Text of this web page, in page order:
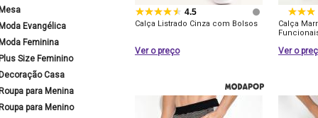
Evangélica
Feminina
Size Feminino
Casa
para Menina
para Menino
4.5
Calça Listrado Cinza com Bolsos
Ver o preço
Calça
Ver o